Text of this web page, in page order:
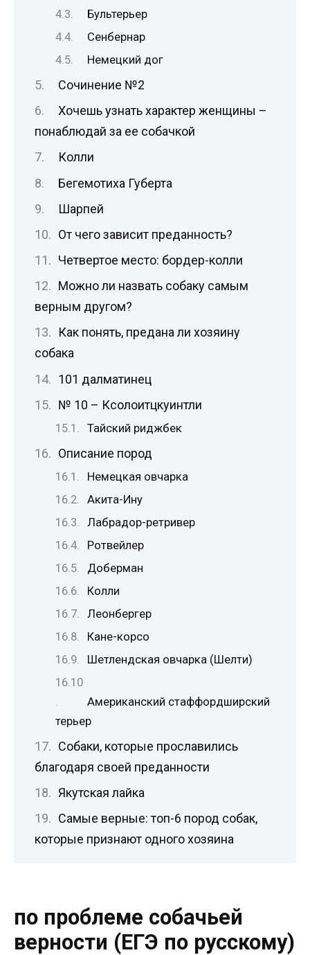
Бультерьер
Сенбернар
Немецкий дог
Сочинение №2
Хочешь узнать характер женщины –
понаблюдай за ее собачкой
Колли
Бегемотиха Губерта
Шарпей
От чего зависит преданность?
Четвертое место: бордер-колли
Можно ли назвать собаку самым
верным другом?
Как понять, предана ли хозяину
собака
101 далматинец
№ 10 – Ксолоитцкуинтли
Тайский риджбек
Описание пород
Немецкая овчарка
Акита-Ину
Лабрадор-ретривер
Ротвейлер
Доберман
Колли
Леонбергер
Кане-корсо
Шетлендская овчарка (Шелти)
Американский стаффордширский
терьер
Собаки, которые прославились
благодаря своей преданности
Якутская лайка
Самые верные: топ-6 пород собак,
которые признают одного хозяина
по проблеме собачьей
верности (ЕГЭ по русскому)